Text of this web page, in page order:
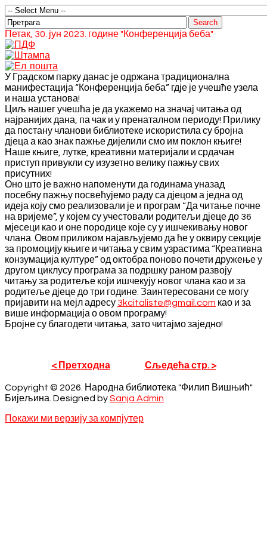
Петак, 30. јун 2023. године "Конференција беба"
У Градском парку данас је одржана традиционална
манифестација “Конференција беба” гдје је учешће узела
и наша установа!
Циљ нашег учешћа је да укажемо на значај читања од
најранијих дана, па чак и у пренаталном периоду! Прилику
да постану чланови библиотеке искористила су бројна
дјеца а као знак пажње дијелили смо им поклон књиге!
Наше књиге, лутке, креативни материјали и срдачан
приступ привукли су изузетно велику пажњу свих
присутних!
Оно што је важно напоменути да годинама уназад
посебну пажњу посвећујемо раду са дјецом а једна од
идеја коју смо реализовали је и програм “Да читање почне
на вријеме”, у којем су учестовали родитељи дјеце до 36
мјесеци као и оне породице које су у ишчекивању новог
члана. Овом приликом најављујемо да ће у оквиру секције
за промоцију књиге и читања у свим узрастима “Креативна
конзумација културе” од октобра поново почети дружење у
другом циклусу програма за подршку раном развоју
читању за родитеље који ишчекују новог члана као и за
родитеље дјеце до три године. Заинтересовани се могу
пријавити на мејл адресу 3kcitaliste@gmail.com као и за
више информација о овом програму!
Бројне су благодети читања, зато читајмо заједно!
< Претходна Сљедећа стр. >
Copyright © 2026. Народна библиотека "Филип Вишњић"
Бијељина. Designed bySanja Admin
Покажи ми верзију за компјутер